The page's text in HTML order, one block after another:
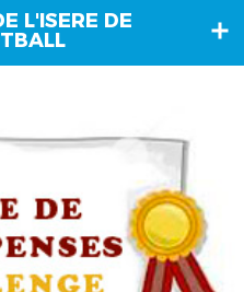
L'ISERE DE